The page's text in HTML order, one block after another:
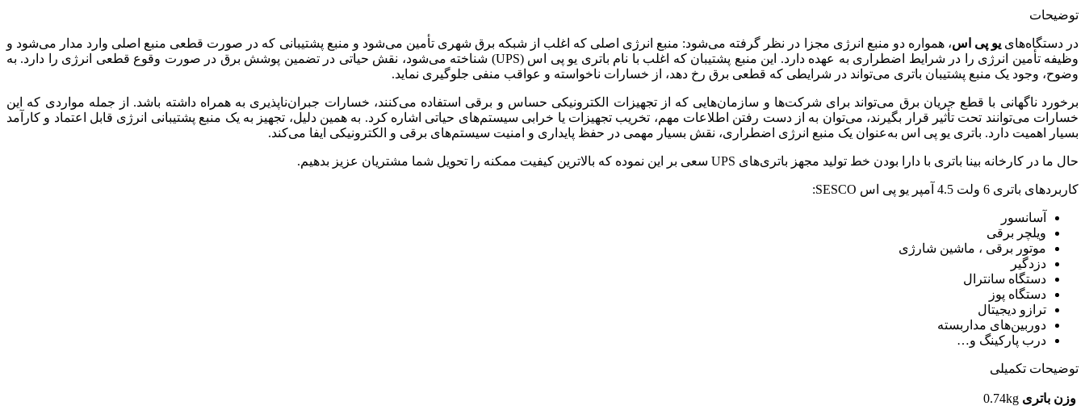
توضیحات
در دستگاه‌هاییو پی اس، همواره دو منبع انرژی مجزا در نظر گرفته می‌شود: منبع انرژی اصلی که اغلب از شبکه برق شهری تأمین می‌شود و منبع پشتیبانی که در صورت قطعی منبع اصلی وارد مدار می‌شود و
وظیفه تأمین انرژی را در شرایط اضطراری به عهده دارد. این منبع پشتیبان که اغلب با نام باتری یو پی اس (UPS) شناخته می‌شود، نقش حیاتی در تضمین پوشش برق در صورت وقوع قطعی انرژی را دارد. به
وضوح، وجود یک منبع پشتیبان باتری می‌تواند در شرایطی که قطعی برق رخ دهد، از خسارات ناخواسته و عواقب منفی جلوگیری نماید.
برخورد ناگهانی با قطع جریان برق می‌تواند برای شرکت‌ها و سازمان‌هایی که از تجهیزات الکترونیکی حساس و برقی استفاده می‌کنند، خسارات جبران‌ناپذیری به همراه داشته باشد. از جمله مواردی که این
خسارات می‌توانند تحت تأثیر قرار بگیرند، می‌توان به از دست رفتن اطلاعات مهم، تخریب تجهیزات یا خرابی سیستم‌های حیاتی اشاره کرد. به همین دلیل، تجهیز به یک منبع پشتیبانی انرژی قابل اعتماد و کارآمد
بسیار اهمیت دارد. باتری یو پی اس به‌عنوان یک منبع انرژی اضطراری، نقش بسیار مهمی در حفظ پایداری و امنیت سیستم‌های برقی و الکترونیکی ایفا می‌کند.
حال ما در کارخانه بینا باتری با دارا بودن خط تولید مجهز باتری‌های UPS سعی بر این نموده که بالاترین کیفیت ممکنه را تحویل شما مشتریان عزیز بدهیم.
کاربردهای باتری 6 ولت 4.5 آمپر یو پی اس SESCO:
آسانسور
ویلچر برقی
موتور برقی ، ماشین شارژی
دزدگیر
دستگاه سانترال
دستگاه پوز
ترازو دیجیتال
دوربین‌های مداربسته
درب پارکینگ و…
توضیحات تکمیلی
وزن باتری 0.74kg